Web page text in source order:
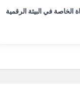
الخاصة في البيئة الرقمية